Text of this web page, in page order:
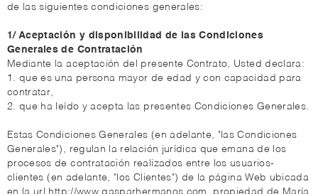
de las siguientes condiciones generales:
1/ Aceptación y disponibilidad de las Condiciones
Generales de Contratación
Mediante la aceptación del presente Contrato, Usted declara:
1. que es una persona mayor de edad y con capacidad para
contratar,
2. que ha leído y acepta las presentes Condiciones Generales.
Estas Condiciones Generales (en adelante, "las Condiciones
Generales"), regulan la relación jurídica que emana de los
procesos de contratación realizados entre los usuarios-
clientes (en adelante, "los Clientes") de la página Web ubicada
en la url http://www.gasparhermanos.com, propiedad de María